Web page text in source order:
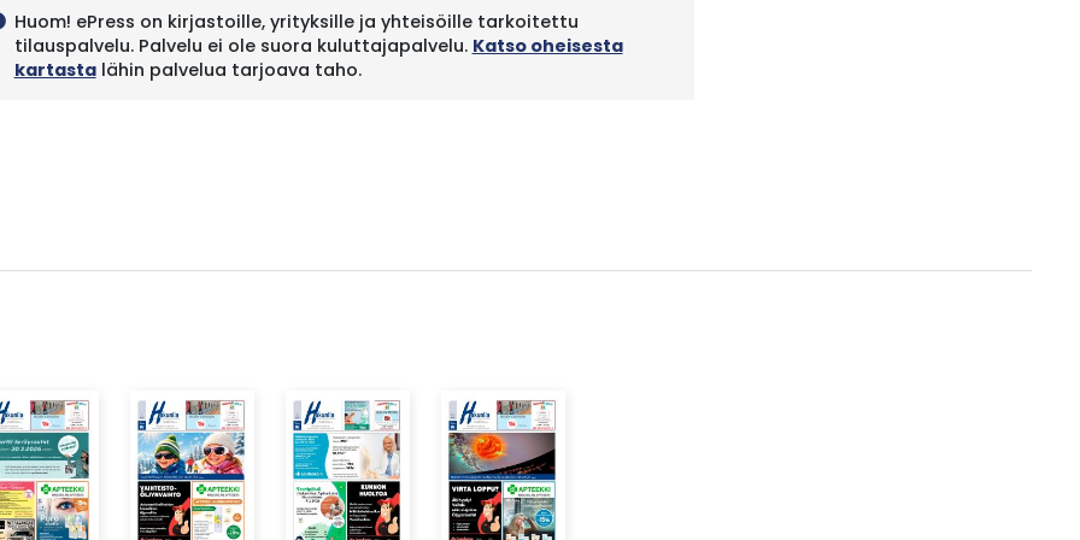
Huom! ePress on kirjastoille, yrityksille ja yhteisöille tarkoitettu
tilauspalvelu. Palvelu ei ole suora kuluttajapalvelu. Katso oheisesta
kartastalähin palvelua tarjoava taho.